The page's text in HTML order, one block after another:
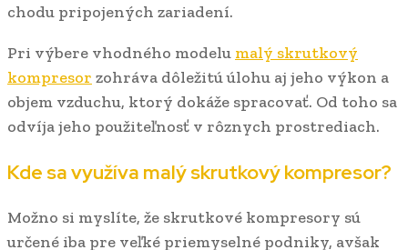
chodu pripojených zariadení.
Pri výbere vhodného modelu malý skrutkový
kompresor zohráva dôležitú úlohu aj jeho výkon a
objem vzduchu, ktorý dokáže spracovať. Od toho sa
odvíja jeho použiteľnosť v rôznych prostrediach.
Kde sa využíva malý skrutkový kompresor?
Možno si myslíte, že skrutkové kompresory sú
určené iba pre veľké priemyselné podniky, avšak